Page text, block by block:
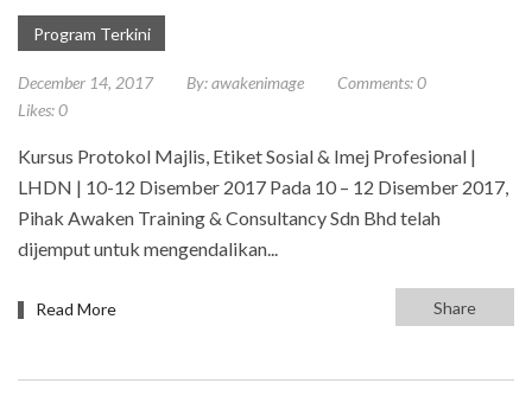
Program Terkini
December 14, 2017 By:awakenimage Comments:0
Likes:0
Kursus Protokol Majlis, Etiket Sosial & Imej Profesional |
LHDN | 10-12 Disember 2017 Pada 10 – 12 Disember 2017,
Pihak Awaken Training & Consultancy Sdn Bhd telah
dijemput untuk mengendalikan...
Read More Share